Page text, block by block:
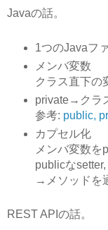
Javaの話。
1つのJavaフ
メンバ変数
クラス直下の
private→クラ
参考: public,
カプセル化
メンバ変数を
publicな
→メソッドを
REST APIの話。